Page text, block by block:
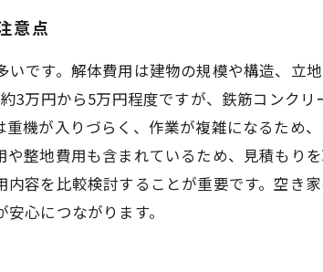
意点
です。解体費用は建物の規模や構造、立
3万円から5万円程度ですが、鉄筋コンク
機が入りづらく、作業が複雑になるため
整地費用も含まれているため、見積もり
容を比較検討することが重要です。空き
心につながります。